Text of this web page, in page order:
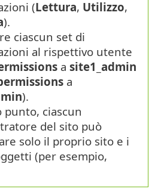
(Lettura, Utilizzo,
).
ciascun set di
al rispettivo utente
a site1_admin
a
).
punto, ciascun
del sito può
solo il proprio sito e i
(per esempio,